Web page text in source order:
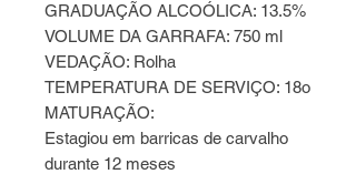
GRADUAÇÃO ALCOÓLICA: 13.5%
VOLUME DA GARRAFA: 750 ml
VEDAÇÃO: Rolha
TEMPERATURA DE SERVIÇO: 18o
MATURAÇÃO:
Estagiou em barricas de carvalho
durante 12 meses